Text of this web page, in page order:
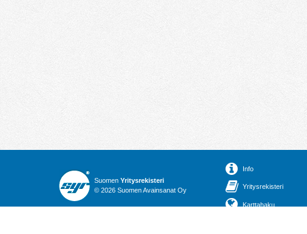
Suomen Yritysrekisteri
© 2026 Suomen Avainsanat Oy
Info
Yritysrekisteri
Karttahaku